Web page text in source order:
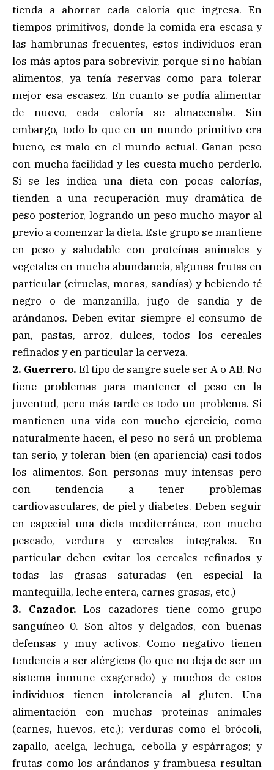
tienda a ahorrar cada caloría que ingresa. En
tiempos primitivos, donde la comida era escasa y
las hambrunas frecuentes, estos individuos eran
los más aptos para sobrevivir, porque si no habían
alimentos, ya tenía reservas como para tolerar
mejor esa escasez. En cuanto se podía alimentar
de nuevo, cada caloría se almacenaba. Sin
embargo, todo lo que en un mundo primitivo era
bueno, es malo en el mundo actual. Ganan peso
con mucha facilidad y les cuesta mucho perderlo.
Si se les indica una dieta con pocas calorías,
tienden a una recuperación muy dramática de
peso posterior, logrando un peso mucho mayor al
previo a comenzar la dieta. Este grupo se mantiene
en peso y saludable con proteínas animales y
vegetales en mucha abundancia, algunas frutas en
particular (ciruelas, moras, sandías) y bebiendo té
negro o de manzanilla, jugo de sandía y de
arándanos. Deben evitar siempre el consumo de
pan, pastas, arroz, dulces, todos los cereales
refinados y en particular la cerveza.
2. Guerrero. El tipo de sangre suele ser A o AB. No
tiene problemas para mantener el peso en la
juventud, pero más tarde es todo un problema. Si
mantienen una vida con mucho ejercicio, como
naturalmente hacen, el peso no será un problema
tan serio, y toleran bien (en apariencia) casi todos
los alimentos. Son personas muy intensas pero
con tendencia a tener problemas
cardiovasculares, de piel y diabetes. Deben seguir
en especial una dieta mediterránea, con mucho
pescado, verdura y cereales integrales. En
particular deben evitar los cereales refinados y
todas las grasas saturadas (en especial la
mantequilla, leche entera, carnes grasas, etc.)
3. Cazador. Los cazadores tiene como grupo
sanguíneo 0. Son altos y delgados, con buenas
defensas y muy activos. Como negativo tienen
tendencia a ser alérgicos (lo que no deja de ser un
sistema inmune exagerado) y muchos de estos
individuos tienen intolerancia al gluten. Una
alimentación con muchas proteínas animales
(carnes, huevos, etc.); verduras como el brócoli,
zapallo, acelga, lechuga, cebolla y espárragos; y
frutas como los arándanos y frambuesa resultan